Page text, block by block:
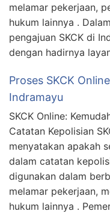
melamar pekerjaan,
hukum lainnya .
pengajuan SKCK di
dengan hadirnya
Proses SKCK
Indramayu
SKCK Online:
Catatan Kepolisian
menyatakan apakah
dalam catatan
digunakan dalam
melamar pekerjaan,
hukum lainnya .